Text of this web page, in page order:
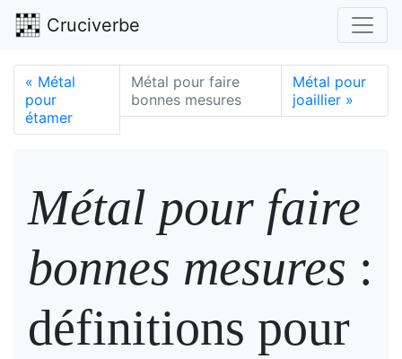
Cruciverbe
« Métal
pour
étamer
Métal pour faire
bonnes mesures
Métal pour
joaillier »
Métal pour faire
bonnes mesures :
définitions pour